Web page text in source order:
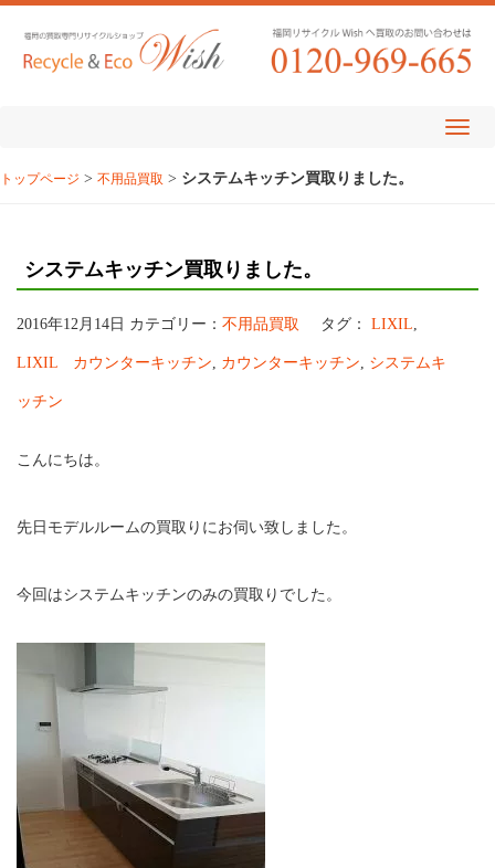
トップページ > 不用品買取 > システムキッチン買取りました。
システムキッチン買取りました。
2016年12月14日 カテゴリー： 不用品買取 タグ： LIXIL,
LIXIL カウンターキッチン, カウンターキッチン, システムキ
ッチン
こんにちは。
先日モデルルームの買取りにお伺い致しました。
今回はシステムキッチンのみの買取りでした。